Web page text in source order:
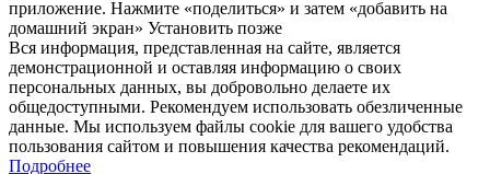
приложение. Нажмите «поделиться» и затем «добавить на
домашний экран» Установить позже
Вся информация, представленная на сайте, является
демонстрационной и оставляя информацию о своих
персональных данных, вы добровольно делаете их
общедоступными. Рекомендуем использовать обезличенные
данные. Мы используем файлы cookie для вашего удобства
пользования сайтом и повышения качества рекомендаций.
Подробнее